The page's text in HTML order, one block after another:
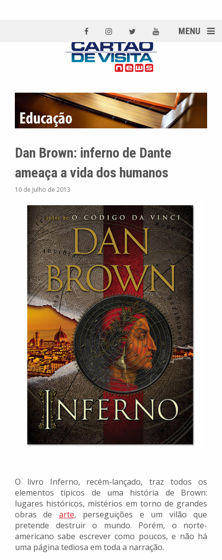
MENU
Dan Brown: inferno de Dante
ameaça a vida dos humanos
10 de Julho de 2013
O livro Inferno, recém-lançado, traz todos os
elementos típicos de uma história de Brown:
lugares históricos, mistérios em torno de grandes
obras de arte, perseguições e um vilão que
pretende destruir o mundo. Porém, o norte-
americano sabe escrever como poucos, e não há
uma página tediosa em toda a narração.